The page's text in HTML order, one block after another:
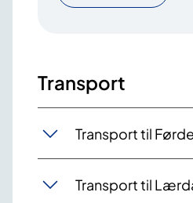
Transport
Transport til
Transport til